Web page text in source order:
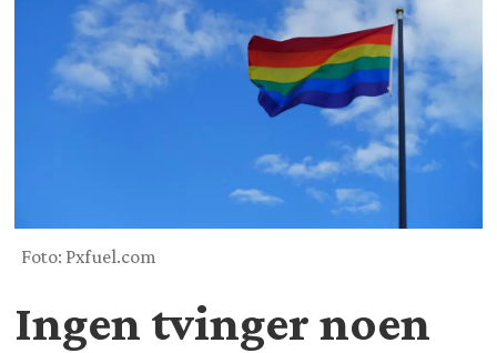
Foto: Pxfuel.com
Ingen tvinger noen